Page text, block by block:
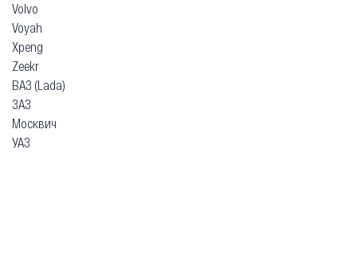
Volvo
Voyah
Xpeng
Zeekr
ВАЗ (Lada)
ЗАЗ
Москвич
УАЗ